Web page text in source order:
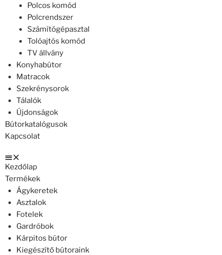
Polcos komód
Polcrendszer
Számítógépasztal
Tolóajtós komód
TV állvány
Konyhabútor
Matracok
Szekrénysorok
Tálalók
Újdonságok
Bútorkatalógusok
Kapcsolat
Kezdőlap
Termékek
Ágykeretek
Asztalok
Fotelek
Gardróbok
Kárpitos bútor
Kiegészítő bútoraink